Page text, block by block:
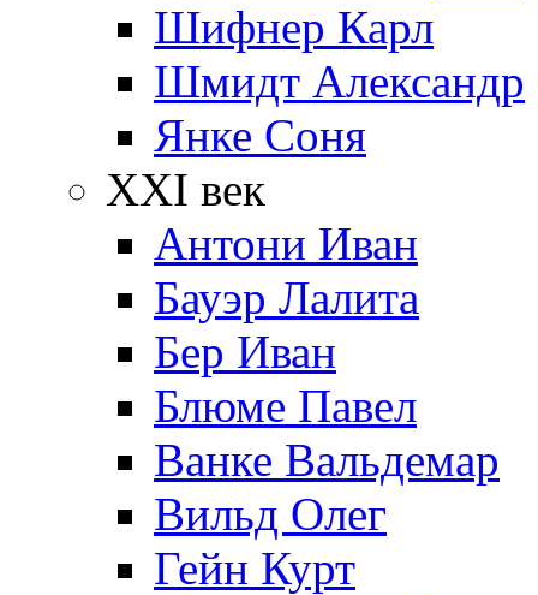
Шифнер Карл
Шмидт Александр
Янке Соня
XXI век
Антони Иван
Бауэр Лалита
Бер Иван
Блюме Павел
Ванке Вальдемар
Вильд Олег
Гейн Курт